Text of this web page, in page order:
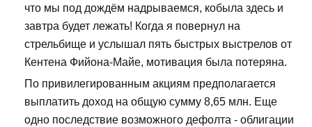
что мы под дождём надрываемся, кобыла здесь и
завтра будет лежать! Когда я повернул на
стрельбище и услышал пять быстрых выстрелов от
Кентена Фийона-Майе, мотивация была потеряна.
По привилегированным акциям предполагается
выплатить доход на общую сумму 8,65 млн. Еще
одно последствие возможного дефолта - облигации